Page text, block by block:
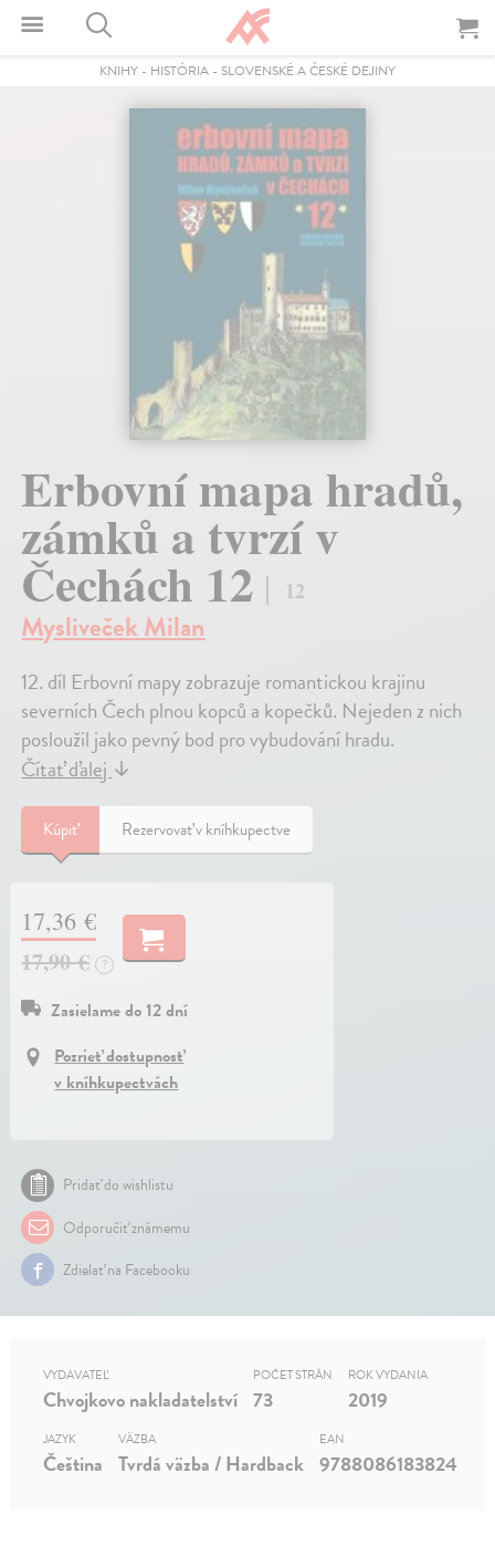
KNIHY - HISTÓRIA - SLOVENSKÉ A ČESKÉ DEJINY
Erbovní mapa hradů,
zámků a tvrzí v
Čechách 12 12
Mysliveček Milan
12. díl Erbovní mapy zobrazuje romantickou krajinu
severních Čech plnou kopců a kopečků. Nejeden z nich
posloužil jako pevný bod pro vybudování hradu.
Čítať ďalej↓
Kúpiť Rezervovať v kníhkupectve
17,36 €
17,90 €
?
Zasielame do 12 dní
Pozrieť dostupnosť
v kníhkupectvách
Pridať do wishlistu
Odporučiť známemu
Zdielať na Facebooku
VYDAVATEĽ
Chvojkovo nakladatelství
POČET STRÁN
73
ROK VYDANIA
2019
JAZYK
Čeština
VÄZBA
Tvrdá väzba / Hardback
EAN
9788086183824